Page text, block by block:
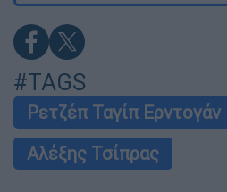
#TAGS
Ρετζέπ Ταγίπ Ερντογάν
Αλέξης Τσίπρας